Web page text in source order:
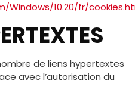
Windows/10.20/fr/
de liens hypertextes
avec l’autorisation du